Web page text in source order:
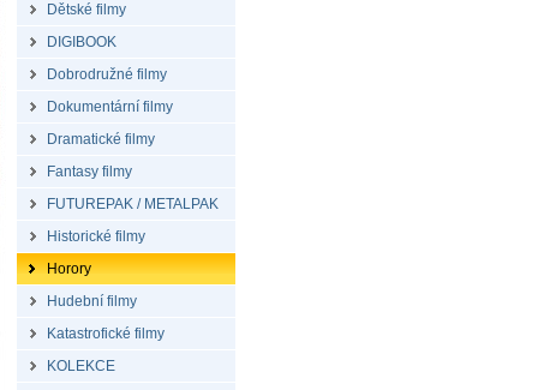
Dětské filmy
DIGIBOOK
Dobrodružné filmy
Dokumentární filmy
Dramatické filmy
Fantasy filmy
FUTUREPAK / METALPAK
Historické filmy
Horory
Hudební filmy
Katastrofické filmy
KOLEKCE